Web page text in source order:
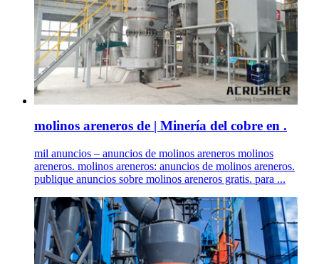
molinos areneros de | Minería del cobre en .
mil anuncios – anuncios de molinos areneros molinos
areneros. molinos areneros: anuncios de molinos areneros.
publique anuncios sobre molinos areneros gratis. para ...